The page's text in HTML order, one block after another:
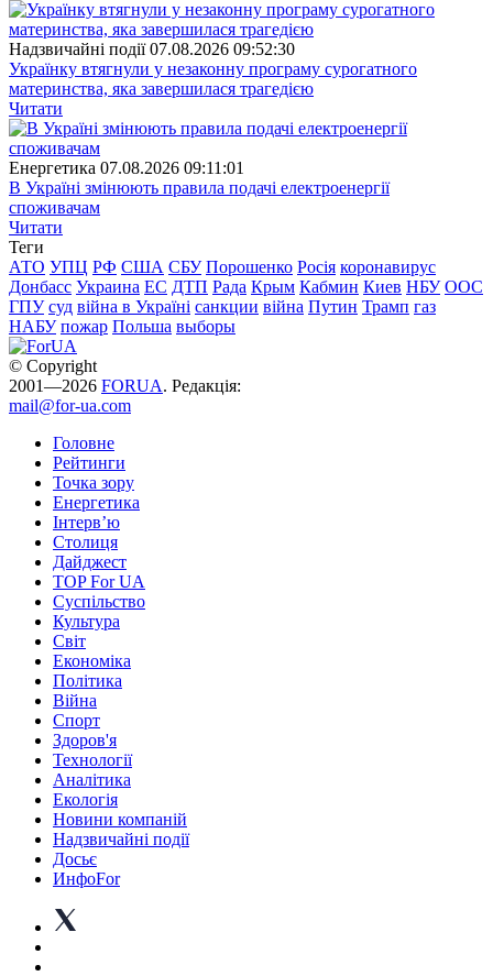
Надзвичайні події 07.08.2026 09:52:30
Українку втягнули у незаконну програму сурогатного
материнства, яка завершилася трагедією
Читати
Енергетика 07.08.2026 09:11:01
В Україні змінюють правила подачі електроенергії
споживачам
Читати
Теги
АТО УПЦ РФ США СБУ Порошенко Росія коронавирус
Донбасс Украина ЕС ДТП Рада Крым Кабмин Киев НБУ ООС
ГПУ суд війна в Україні санкции війна Путин Трамп газ
НАБУ пожар Польша выборы
© Copyright
2001—2026 FORUA. Редакція:
mail@for-ua.com
Головне
Рейтинги
Точка зору
Енергетика
Інтерв’ю
Столиця
Дайджест
TOP For UA
Суспiльство
Культура
Світ
Економіка
Політика
Війна
Спорт
Здоров'я
Технології
Аналітика
Екологія
Новини компаній
Надзвичайні події
Досьє
ИнфоFor